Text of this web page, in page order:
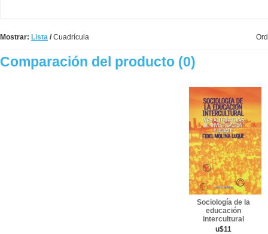
Mostrar: Lista /Cuadrícula
Comparación del producto (0)
Sociología de la
educación
intercultural
u$11